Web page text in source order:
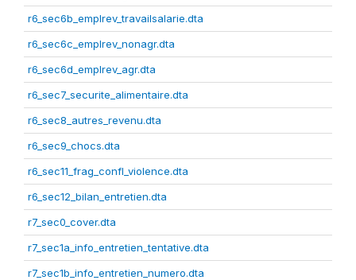
r6_sec6b_emplrev_travailsalarie.dta
r6_sec6c_emplrev_nonagr.dta
r6_sec6d_emplrev_agr.dta
r6_sec7_securite_alimentaire.dta
r6_sec8_autres_revenu.dta
r6_sec9_chocs.dta
r6_sec11_frag_confl_violence.dta
r6_sec12_bilan_entretien.dta
r7_sec0_cover.dta
r7_sec1a_info_entretien_tentative.dta
r7_sec1b_info_entretien_numero.dta